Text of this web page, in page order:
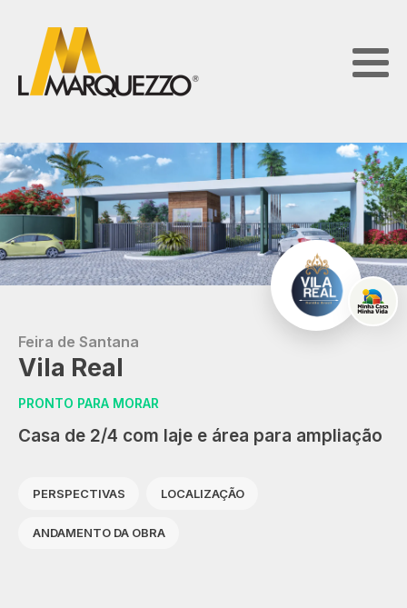
Feira de Santana
Vila Real
PRONTO PARA MORAR
Casa de 2/4 com laje e área para ampliação
PERSPECTIVAS LOCALIZAÇÃO
ANDAMENTO DA OBRA